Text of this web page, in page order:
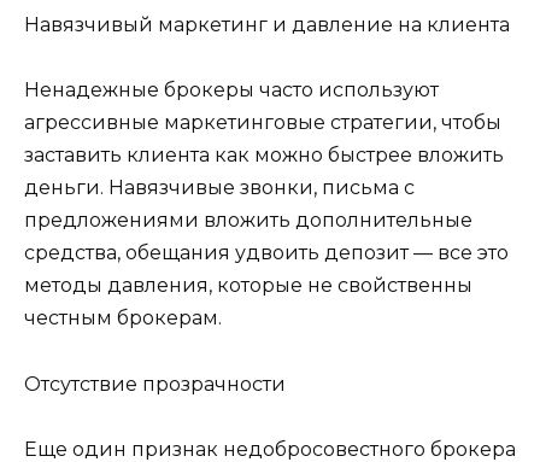
Навязчивый маркетинг и давление на клиента
Ненадежные брокеры часто используют
агрессивные маркетинговые стратегии, чтобы
заставить клиента как можно быстрее вложить
деньги. Навязчивые звонки, письма с
предложениями вложить дополнительные
средства, обещания удвоить депозит — все это
методы давления, которые не свойственны
честным брокерам.
Отсутствие прозрачности
Еще один признак недобросовестного брокера